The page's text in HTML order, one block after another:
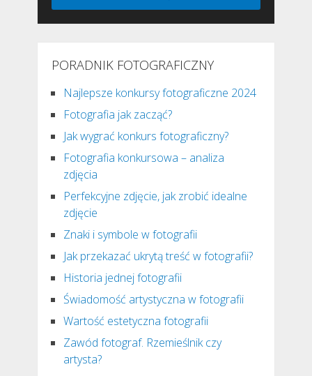
PORADNIK FOTOGRAFICZNY
Najlepsze konkursy fotograficzne 2024
Fotografia jak zacząć?
Jak wygrać konkurs fotograficzny?
Fotografia konkursowa – analiza
zdjęcia
Perfekcyjne zdjęcie, jak zrobić idealne
zdjęcie
Znaki i symbole w fotografii
Jak przekazać ukrytą treść w fotografii?
Historia jednej fotografii
Świadomość artystyczna w fotografii
Wartość estetyczna fotografii
Zawód fotograf. Rzemieślnik czy
artysta?